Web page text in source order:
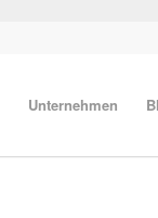
Unternehmen